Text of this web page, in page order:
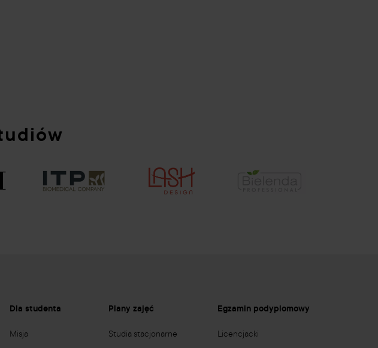
Dla studenta
Misja
Plany zajęć
Studia stacjonarne
Egzamin podyplomowy
Licencjacki